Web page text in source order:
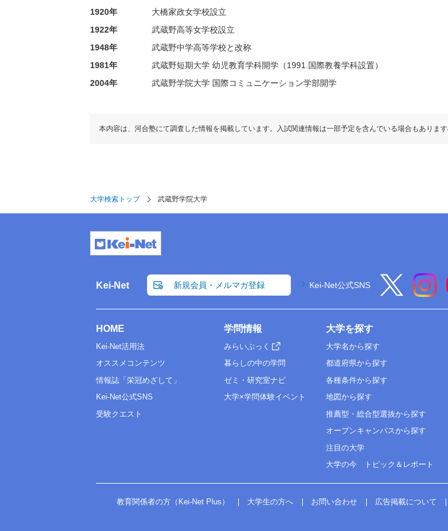
1920年
大橋家政女学校設立
1922年
武蔵野高等女学校設立
1948年
武蔵野中学高等学校と改称
1981年
武蔵野短期大学 幼児教育学科開学（1991.国際教養学科設置）
2004年
武蔵野学院大学 国際コミュニケーション学部開学
本内容は、河合塾にて調査した情報を掲載しています。入試関連情報は一部予定を含んでいる場合もありま
大学検索トップ 武蔵野学院大学
Kei-Net 新規会員・メルマガ登録 Kei-Net公式SNS
HOME
Kei-Net活用法
オススメコンテンツ
情報誌「栄冠めざして」
Kei-Net公式SNS
受験クエスト
学問情報
みらいぶっく
暮らしの中の学問
ゼミ・研究室ナビ
大学×学問体験イベント
大学を探す
大学名から探す
都道府県から探す
各種条件から探す
地図から探す
推薦型・総合型選抜から探す
オープンキャンパスから探す
注目の大学
大学の今 トピック＆レポート
教育関係者の方（Kei-Net Plus） 大学生の方へ お問い合わせ 広告掲載について